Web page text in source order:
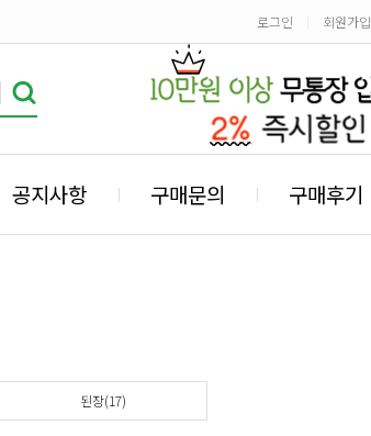
로그인 회원가입
공지사항 구매문의 구매후기
된장(17)